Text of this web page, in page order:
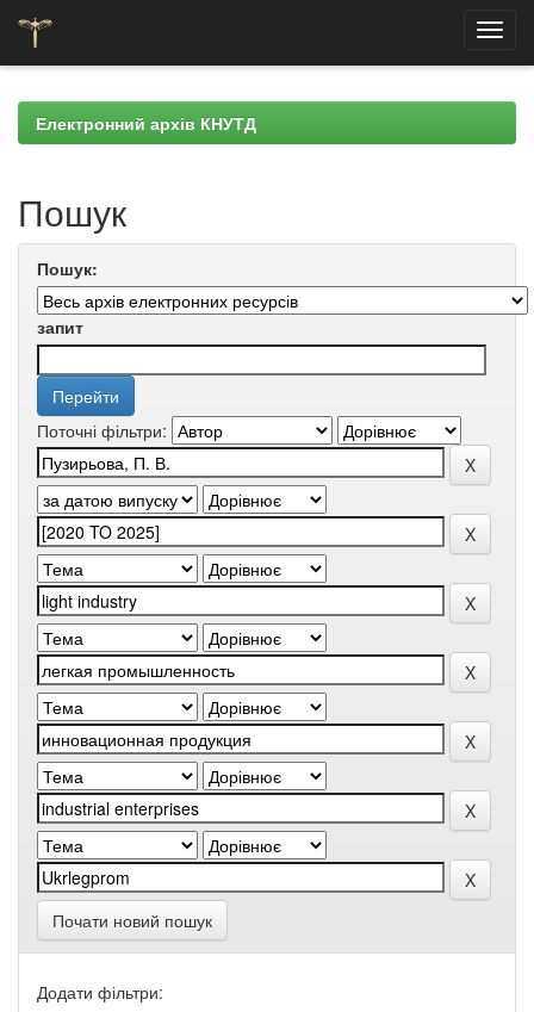
navigationЕлектронний архів КНУТД
Пошук
Пошук:
запит
Поточні фільтри:
Почати новий пошук
Додати фільтри: